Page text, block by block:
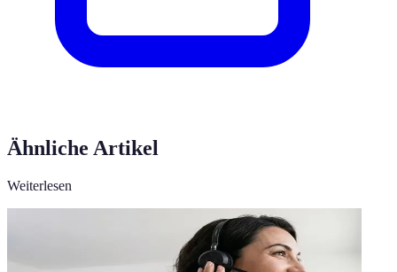
Ähnliche Artikel
Weiterlesen